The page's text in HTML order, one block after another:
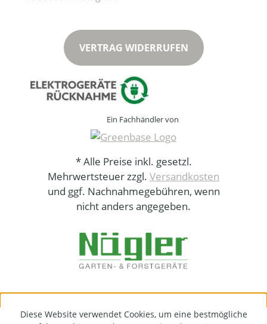
VERTRAG WIDERRUFEN
Ein Fachhändler von
* Alle Preise inkl. gesetzl.
Mehrwertsteuer zzgl. Versandkosten
und ggf. Nachnahmegebühren, wenn
nicht anders angegeben.
Diese Website verwendet Cookies, um eine bestmögliche